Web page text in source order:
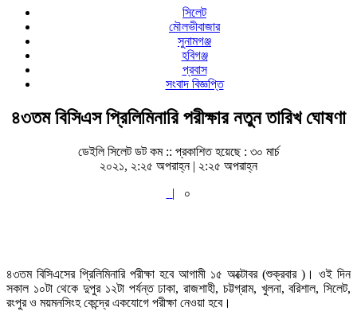
সিলেট
মৌলভীবাজার
সুনামগঞ্জ
হবিগঞ্জ
প্রবাস
সংবাদ বিজ্ঞপ্তি
৪৩তম বিসিএস প্রিলিমিনারি পরীক্ষার নতুন তারিখ ঘোষণা
ডেইলি সিলেট ডট কম :: প্রকাশিত হয়েছে : ৩০ মার্চ
২০২১, ২:২৫ অপরাহ্ন | ২:২৫ অপরাহ্ন
|
০
৪৩তম বিসিএসের প্রিলিমিনারি পরীক্ষা হবে আগামী ১৫ অক্টোবর (শুক্রবার )। ওই দিন
সকাল ১০টা থেকে দুপুর ১২টা পর্যন্ত ঢাকা, রাজশাহী, চট্টগ্রাম, খুলনা, বরিশাল, সিলেট,
রংপুর ও ময়মনসিংহ কেন্দ্রে একযোগে পরীক্ষা নেওয়া হবে।